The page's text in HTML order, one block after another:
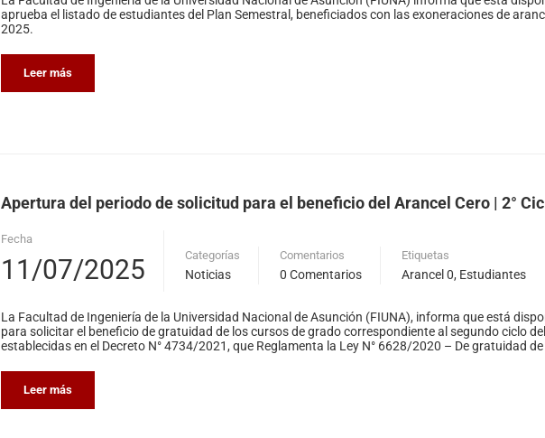
aprueba el listado de estudiantes del Plan Semestral, beneficiados con las exoneraciones de
2025.
Leer más
Apertura del periodo de solicitud para el beneficio del Arancel Cero | 2°
Fecha
11/07/2025 Categorías
Noticias
Comentarios
0 Comentarios
Etiquetas
Arancel 0, Estudiantes
La Facultad de Ingeniería de la Universidad Nacional de Asunción (FIUNA), informa que está
para solicitar el beneficio de gratuidad de los cursos de grado correspondiente al segundo ciclo
establecidas en el Decreto N° 4734/2021, que Reglamenta la Ley N° 6628/2020 – De gratuidad
Leer más